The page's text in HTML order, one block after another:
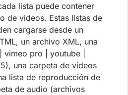
lista puede contener
de videos. Estas listas de
cargarse desde un
un archivo XML, una
pro | youtube |
una carpeta de videos
lista de reproducción de
de audio (archivos